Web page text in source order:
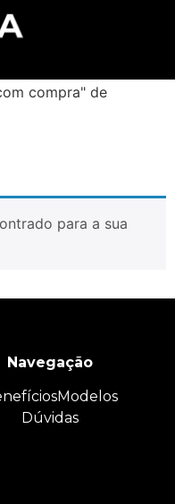
compra" de
para a sua
Navegação
Modelos
Dúvidas